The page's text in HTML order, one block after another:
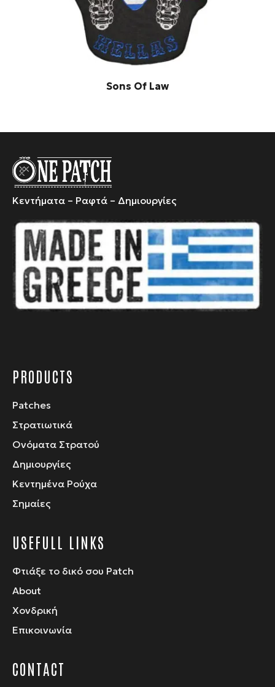
Sons Of Law
Κεντήματα – Ραφτά – Δημιουργίες
PRODUCTS
Patches
Στρατιωτικά
Ονόματα Στρατού
Δημιουργίες
Κεντημένα Ρούχα
Σημαίες
USEFULL LINKS
Φτιάξε το δικό σου Patch
About
Χονδρική
Επικοινωνία
CONTACT